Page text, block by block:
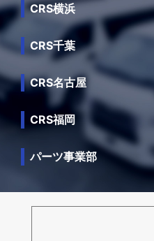
CRS横浜
CRS千葉
CRS名古屋
CRS福岡
パーツ事業部